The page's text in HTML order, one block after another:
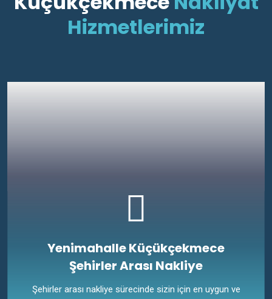
Hizmetlerimiz
Yenimahalle Küçükçekmece
Şehirler Arası Nakliye
Şehirler arası nakliye sürecinde sizin için en uygun ve